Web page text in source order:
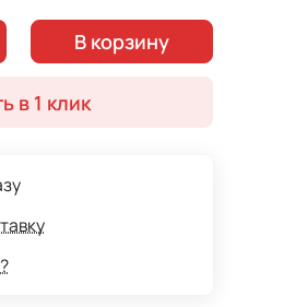
комнат в классическом стиле.
массива и
за счет дополнительного
В корзину
в 1 клик